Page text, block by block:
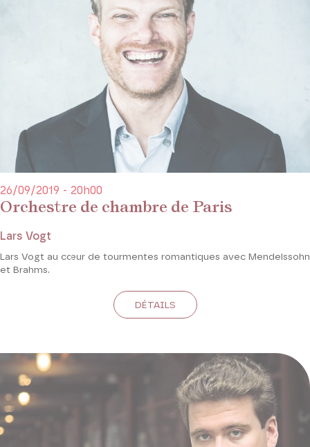
Orchestre de chambre de Paris
26/09/2019 - 20h00
Lars Vogt
Lars Vogt au cœur de tourmentes romantiques avec Mendelssohn
et Brahms.
DÉTAILS